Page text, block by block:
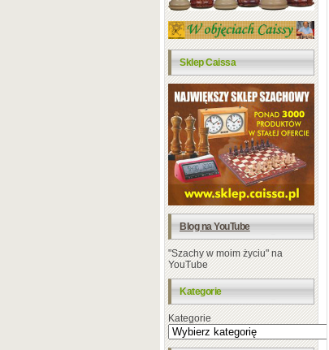
Sklep Caissa
Blog na YouTube
"Szachy w moim życiu" na
YouTube
Kategorie
Kategorie